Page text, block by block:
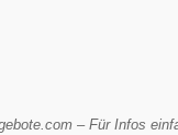
– Für Infos